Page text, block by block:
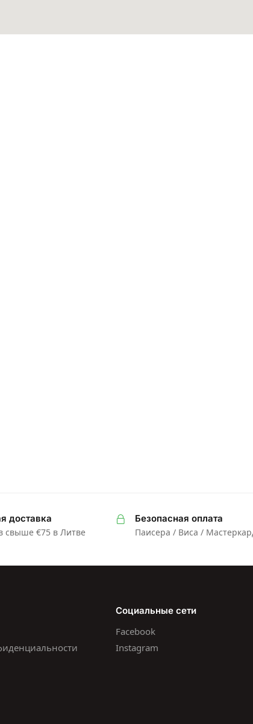
доставка
свыше €75 в Литве
Безопасная оплата
Паисера / Виса /
Социальные сети
Facebook
Instagram